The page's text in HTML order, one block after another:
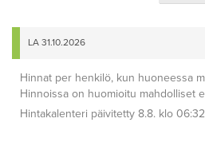
LA 31.10.2026
Hinnat per henkilö, kun huoneessa
Hinnoissa on huomioitu mahdolliset
Hintakalenteri päivitetty 8.8. klo 06:32